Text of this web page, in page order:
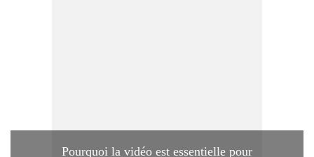
Pourquoi la vidéo est essentielle pour